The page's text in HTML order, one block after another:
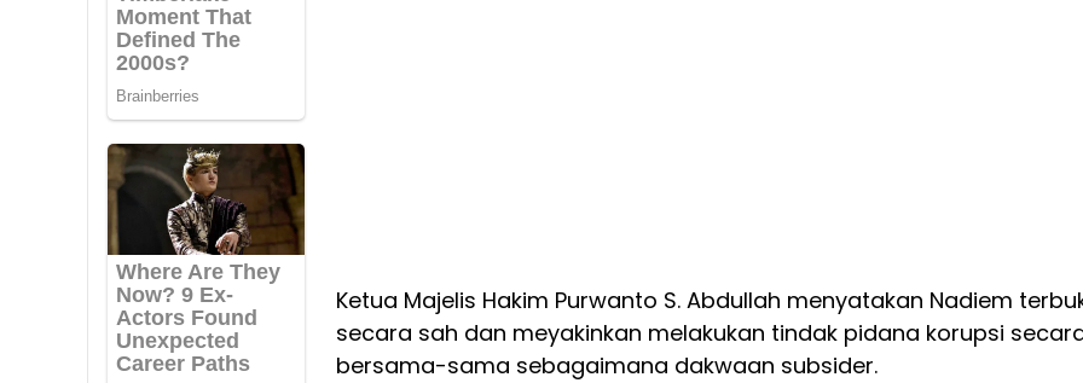
Ketua Majelis Hakim Purwanto S. Abdullah menyatakan Nadiem
secara sah dan meyakinkan melakukan tindak pidana korupsi
bersama-sama sebagaimana dakwaan subsider.